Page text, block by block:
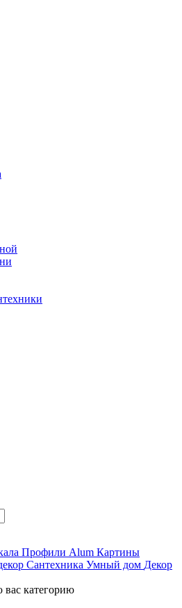
Профили Alum Картины
Сантехника Умный дом Декор
категорию